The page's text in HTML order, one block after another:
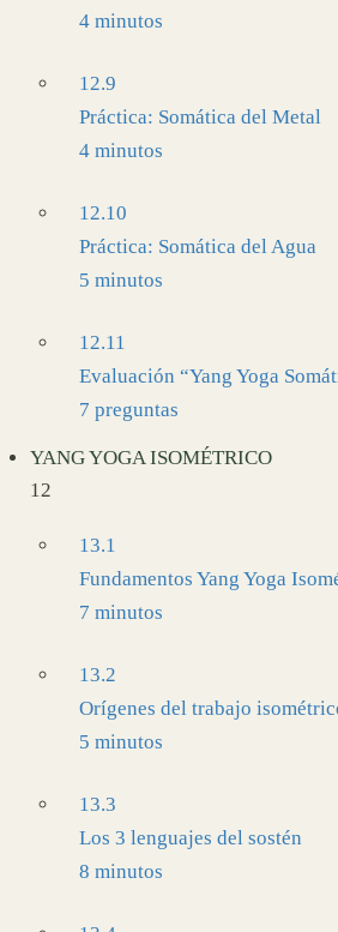
4 minutos
12.9
Práctica: Somática del Metal
4 minutos
12.10
Práctica: Somática del Agua
5 minutos
12.11
Evaluación “Yang Yoga
7 preguntas
YANG YOGA ISOMÉTRICO
12
13.1
Fundamentos Yang Yoga
7 minutos
13.2
Orígenes del trabajo
5 minutos
13.3
Los 3 lenguajes del sostén
8 minutos